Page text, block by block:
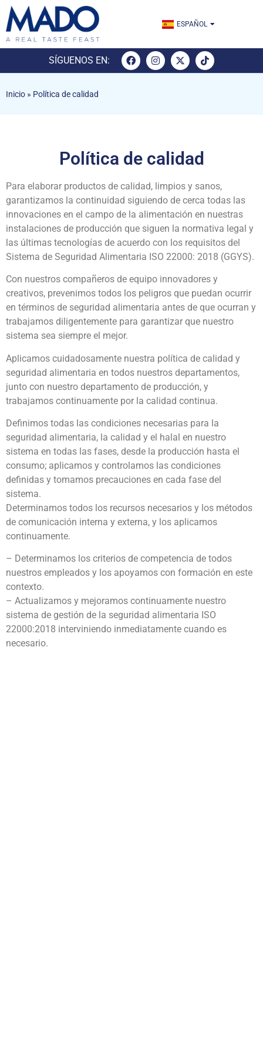
ESPAÑOL
TÜRKÇE
SÍGUENOS EN:
Inicio » Política de calidad
Política de calidad
Para elaborar productos de calidad, limpios y sanos,
garantizamos la continuidad siguiendo de cerca todas las
innovaciones en el campo de la alimentación en nuestras
instalaciones de producción que siguen la normativa legal y
las últimas tecnologías de acuerdo con los requisitos del
Sistema de Seguridad Alimentaria ISO 22000: 2018 (GGYS).
Con nuestros compañeros de equipo innovadores y
creativos, prevenimos todos los peligros que puedan ocurrir
en términos de seguridad alimentaria antes de que ocurran y
trabajamos diligentemente para garantizar que nuestro
sistema sea siempre el mejor.
Aplicamos cuidadosamente nuestra política de calidad y
seguridad alimentaria en todos nuestros departamentos,
junto con nuestro departamento de producción, y
trabajamos continuamente por la calidad continua.
Definimos todas las condiciones necesarias para la
seguridad alimentaria, la calidad y el halal en nuestro
sistema en todas las fases, desde la producción hasta el
consumo; aplicamos y controlamos las condiciones
definidas y tomamos precauciones en cada fase del
sistema.
Determinamos todos los recursos necesarios y los métodos
de comunicación interna y externa, y los aplicamos
continuamente.
– Determinamos los criterios de competencia de todos
nuestros empleados y los apoyamos con formación en este
contexto.
– Actualizamos y mejoramos continuamente nuestro
sistema de gestión de la seguridad alimentaria ISO
22000:2018 interviniendo inmediatamente cuando es
necesario.